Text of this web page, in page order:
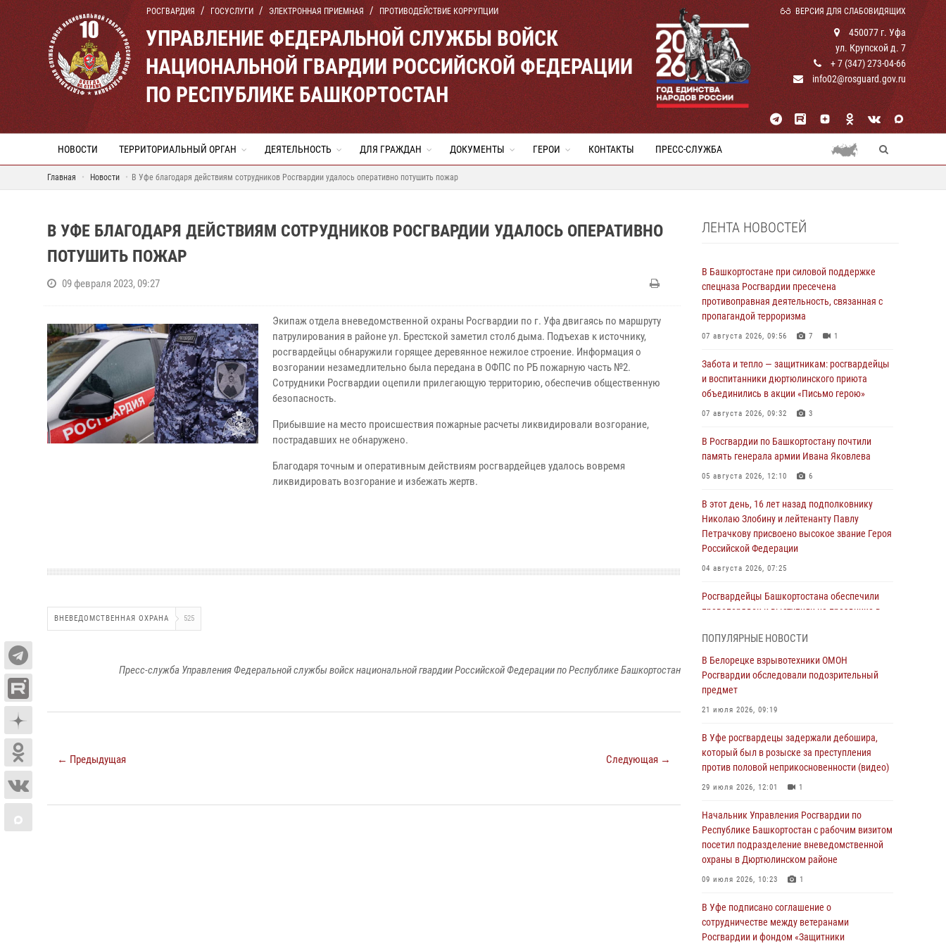
РОСГВАРДИЯ ГОСУСЛУГИ ЭЛЕКТРОННАЯ ПРИЕМНАЯ ПРОТИВОДЕЙСТВИЕ КОРРУПЦИИ ВЕРСИЯ ДЛЯ СЛАБОВИДЯЩИХ
УПРАВЛЕНИЕ ФЕДЕРАЛЬНОЙ СЛУЖБЫ ВОЙСК
НАЦИОНАЛЬНОЙ ГВАРДИИ РОССИЙСКОЙ ФЕДЕРАЦИИ
ПО РЕСПУБЛИКЕ БАШКОРТОСТАН
450077 г. Уфа
ул. Крупской д. 7
+ 7 (347) 273-04-66
info02@rosguard.gov.ru
НОВОСТИ ТЕРРИТОРИАЛЬНЫЙ ОРГАН ДЕЯТЕЛЬНОСТЬ ДЛЯ ГРАЖДАН ДОКУМЕНТЫ ГЕРОИ КОНТАКТЫ ПРЕСС-СЛУЖБА
Главная Новости В Уфе благодаря действиям сотрудников Росгвардии удалось оперативно потушить пожар
В УФЕ БЛАГОДАРЯ ДЕЙСТВИЯМ СОТРУДНИКОВ РОСГВАРДИИ УДАЛОСЬ ОПЕРАТИВНО
ПОТУШИТЬ ПОЖАР
09 февраля 2023, 09:27
Экипаж отдела вневедомственной охраны Росгвардии по г. Уфа двигаясь по маршруту
патрулирования в районе ул. Брестской заметил столб дыма. Подъехав к источнику,
росгвардейцы обнаружили горящее деревянное нежилое строение. Информация о
возгорании незамедлительно была передана в ОФПС по РБ пожарную часть №2.
Сотрудники Росгвардии оцепили прилегающую территорию, обеспечив общественную
безопасность.
Прибывшие на место происшествия пожарные расчеты ликвидировали возгорание,
пострадавших не обнаружено.
Благодаря точным и оперативным действиям росгвардейцев удалось вовремя
ликвидировать возгорание и избежать жертв.
ВНЕВЕДОМСТВЕННАЯ ОХРАНА 525
Пресс-служба Управления Федеральной службы войск национальной гвардии Российской Федерации по Республике Башкортостан
← Предыдущая Следующая →
ЛЕНТА НОВОСТЕЙ
В Башкортостане при силовой поддержке
спецназа Росгвардии пресечена
противоправная деятельность, связанная с
пропагандой терроризма
07 августа 2026, 09:56 7 1
Забота и тепло — защитникам: росгвардейцы
и воспитанники дюртюлинского приюта
объединились в акции «Письмо герою»
07 августа 2026, 09:32 3
В Росгвардии по Башкортостану почтили
память генерала армии Ивана Яковлева
05 августа 2026, 12:10 6
В этот день, 16 лет назад подполковнику
Николаю Злобину и лейтенанту Павлу
Петрачкову присвоено высокое звание Героя
Российской Федерации
04 августа 2026, 07:25
Росгвардейцы Башкортостана обеспечили
правопорядок и выступили на празднике в
За героями - будущее: В Башкортостане
стартовала акция Росгвардии "Письмо
В Башкирии росгвардейцы провели
волейбольный турнир на открытом воздухе
03 августа 2026, 04:29
В Уфе росгвардейцы по горячим следам
задержали подозреваемого в открытом
хищении из аптеки (видео)
03 августа 2026, 04:15 1
комплектования Росгвардии Башкортостана
ответил на вопросы граждан
30 июля 2026, 12:54
ПОПУЛЯРНЫЕ НОВОСТИ
В Белорецке взрывотехники ОМОН
Росгвардии обследовали подозрительный
предмет
21 июля 2026, 09:19
В Уфе росгвардецы задержали дебошира,
который был в розыске за преступления
против половой неприкосновенности (видео)
29 июля 2026, 12:01 1
Начальник Управления Росгвардии по
Республике Башкортостан с рабочим визитом
посетил подразделение вневедомственной
охраны в Дюртюлинском районе
09 июля 2026, 10:23 1
В Уфе подписано соглашение о
сотрудничестве между ветеранами
Росгвардии и фондом «Защитники